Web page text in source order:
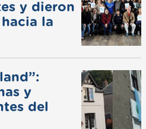
y dieron
la
y
del